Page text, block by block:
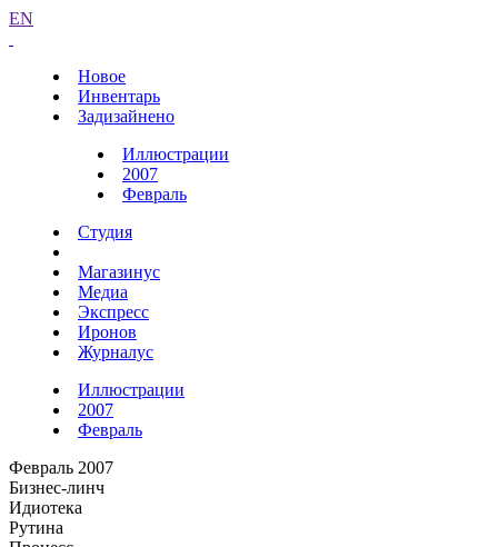
EN
Новое
Инвентарь
Задизайнено
Иллюстрации
2007
Февраль
Студия
Магазинус
Медиа
Экспресс
Иронов
Журналус
Иллюстрации
2007
Февраль
Февраль 2007
Бизнес-линч
Идиотека
Рутина